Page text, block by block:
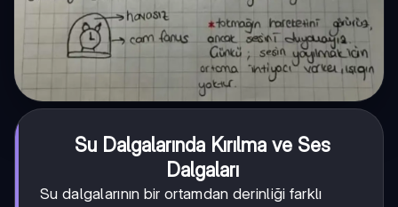
Su Dalgalarında Kırılma ve Ses
Dalgaları
Su dalgalarının bir ortamdan derinliği farklı